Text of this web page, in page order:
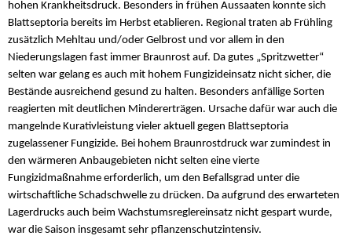
hohen Krankheitsdruck. Besonders in frühen Aussaaten konnte sich
Blattseptoria bereits im Herbst etablieren. Regional traten ab Frühling
zusätzlich Mehltau und/oder Gelbrost und vor allem in den
Niederungslagen fast immer Braunrost auf. Da gutes „Spritzwetter“
selten war gelang es auch mit hohem Fungizideinsatz nicht sicher, die
Bestände ausreichend gesund zu halten. Besonders anfällige Sorten
reagierten mit deutlichen Mindererträgen. Ursache dafür war auch die
mangelnde Kurativleistung vieler aktuell gegen Blattseptoria
zugelassener Fungizide. Bei hohem Braunrostdruck war zumindest in
den wärmeren Anbaugebieten nicht selten eine vierte
Fungizidmaßnahme erforderlich, um den Befallsgrad unter die
wirtschaftliche Schadschwelle zu drücken. Da aufgrund des erwarteten
Lagerdrucks auch beim Wachstumsreglereinsatz nicht gespart wurde,
war die Saison insgesamt sehr pflanzenschutzintensiv.